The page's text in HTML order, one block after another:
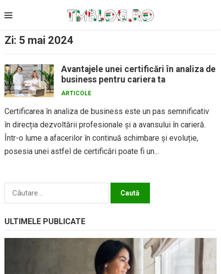
to
Zi: 5 mai 2024
Avantajele unei certificări în analiza de
business pentru cariera ta
ARTICOLE
Certificarea în analiza de business este un pas semnificativ
în direcția dezvoltării profesionale și a avansului în carieră.
Într-o lume a afacerilor în continuă schimbare și evoluție,
posesia unei astfel de certificări poate fi un...
ULTIMELE PUBLICATE